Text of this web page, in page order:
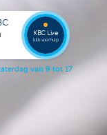
aterdag van 9 tot 17
KBC Live
klik voor hulp